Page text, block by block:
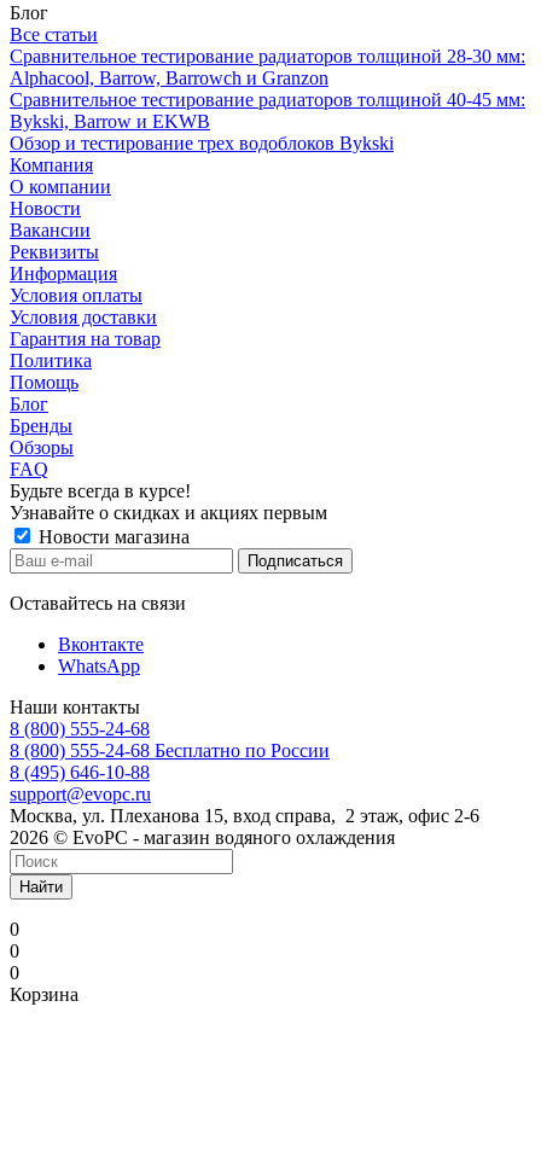
Блог
Все статьи
Сравнительное тестирование радиаторов толщиной 28-30 мм:
Alphacool, Barrow, Barrowch и Granzon
Сравнительное тестирование радиаторов толщиной 40-45 мм:
Bykski, Barrow и EKWB
Обзор и тестирование трех водоблоков Bykski
Компания
О компании
Новости
Вакансии
Реквизиты
Информация
Условия оплаты
Условия доставки
Гарантия на товар
Политика
Помощь
Блог
Бренды
Обзоры
FAQ
Будьте всегда в курсе!
Узнавайте о скидках и акциях первым
Новости магазина
Оставайтесь на связи
Вконтакте
WhatsApp
Наши контакты
8 (800) 555-24-68
8 (800) 555-24-68 Бесплатно по России
8 (495) 646-10-88
support@evopc.ru
Москва, ул. Плеханова 15, вход справа, 2 этаж, офис 2-6
2026 © EvoPC - магазин водяного охлаждения
Найти
0
0
0
Корзина